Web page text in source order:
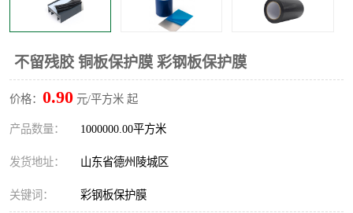
不留残胶 铜板保护膜 彩钢板保护膜
价格： 0.90 元/平方米 起
产品数量： 1000000.00平方米
发货地址： 山东省德州陵城区
关键词： 彩钢板保护膜
不锈钢板保护膜 一次性隔离膜